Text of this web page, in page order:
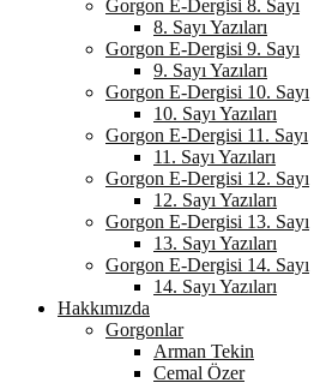
Gorgon E-Dergisi 8. Sayı
8. Sayı Yazıları
Gorgon E-Dergisi 9. Sayı
9. Sayı Yazıları
Gorgon E-Dergisi 10. Sayı
10. Sayı Yazıları
Gorgon E-Dergisi 11. Sayı
11. Sayı Yazıları
Gorgon E-Dergisi 12. Sayı
12. Sayı Yazıları
Gorgon E-Dergisi 13. Sayı
13. Sayı Yazıları
Gorgon E-Dergisi 14. Sayı
14. Sayı Yazıları
Hakkımızda
Gorgonlar
Arman Tekin
Cemal Özer